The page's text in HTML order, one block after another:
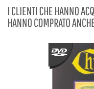
I CLIENTI CHE HANNO
HANNO COMPRATO